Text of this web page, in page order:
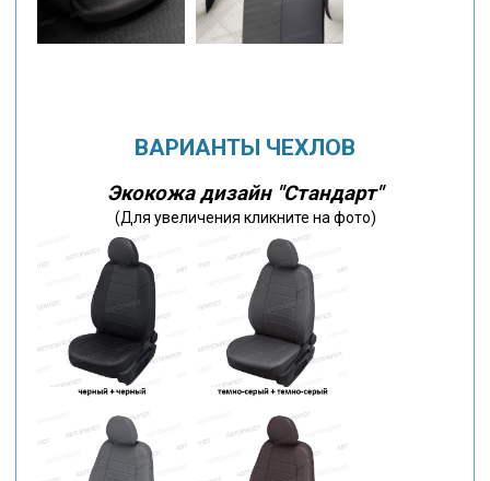
ВАРИАНТЫ ЧЕХЛОВ
Экокожа дизайн "Стандарт"
(Для увеличения кликните на фото)